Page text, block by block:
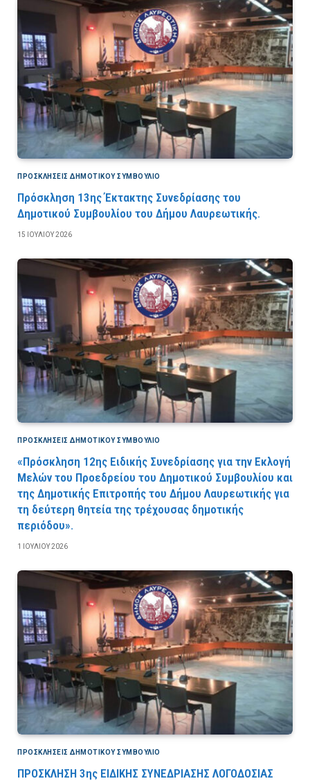
ΠΡΟΣΚΛΉΣΕΙΣ ΔΗΜΟΤΙΚΟΎ ΣΥΜΒΟΎΛΙΟ
Πρόσκληση 13ης Έκτακτης Συνεδρίασης του
Δημοτικού Συμβουλίου του Δήμου Λαυρεωτικής.
15 ΙΟΥΛΊΟΥ 2026
ΠΡΟΣΚΛΉΣΕΙΣ ΔΗΜΟΤΙΚΟΎ ΣΥΜΒΟΎΛΙΟ
«Πρόσκληση 12ης Ειδικής Συνεδρίασης για την Εκλογή
Μελών του Προεδρείου του Δημοτικού Συμβουλίου και
της Δημοτικής Επιτροπής του Δήμου Λαυρεωτικής για
τη δεύτερη θητεία της τρέχουσας δημοτικής
περιόδου».
1 ΙΟΥΛΊΟΥ 2026
ΠΡΟΣΚΛΉΣΕΙΣ ΔΗΜΟΤΙΚΟΎ ΣΥΜΒΟΎΛΙΟ
ΠΡΟΣΚΛΗΣΗ 3ης ΕΙΔΙΚΗΣ ΣΥΝΕΔΡΙΑΣΗΣ ΛΟΓΟΔΟΣΙΑΣ